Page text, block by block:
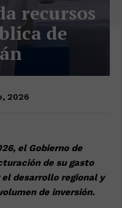
recursos
de
2026
el Gobierno de
de su gasto
desarrollo regional y
de inversión.